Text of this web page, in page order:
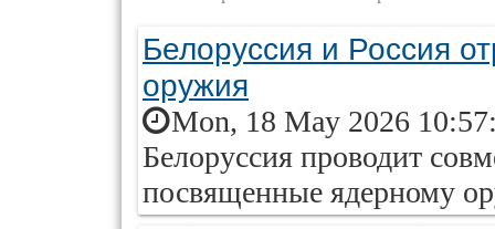
Белоруссия и Россия
оружия
Mon, 18 May 2026
Белоруссия проводит
посвященные ядерному